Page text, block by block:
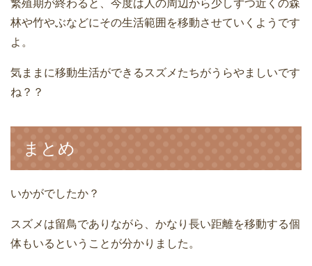
繁殖期が終わると、今度は人の周辺から少しずつ近くの森
林や竹やぶなどにその生活範囲を移動させていくようです
よ。
気ままに移動生活ができるスズメたちがうらやましいです
ね？？
まとめ
いかがでしたか？
スズメは留鳥でありながら、かなり長い距離を移動する個
体もいるということが分かりました。